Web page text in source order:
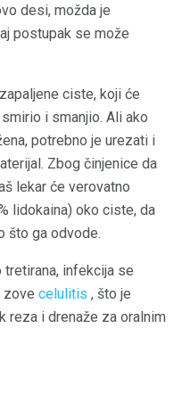
desi, možda je
postupak se može
ciste, koji će
i smanjio. Ali ako
potrebno je urezati i
Zbog činjenice da
lekar će verovatno
lidokaina) oko ciste, da
što ga odvode.
infekcija se
zove celulitis , što je
reza i drenaže za oralnim